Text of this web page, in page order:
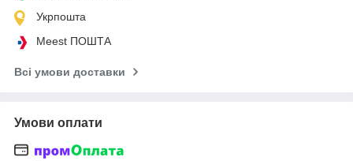
Укрпошта
Meest ПОШТА
Всі умови доставки
Умови оплати